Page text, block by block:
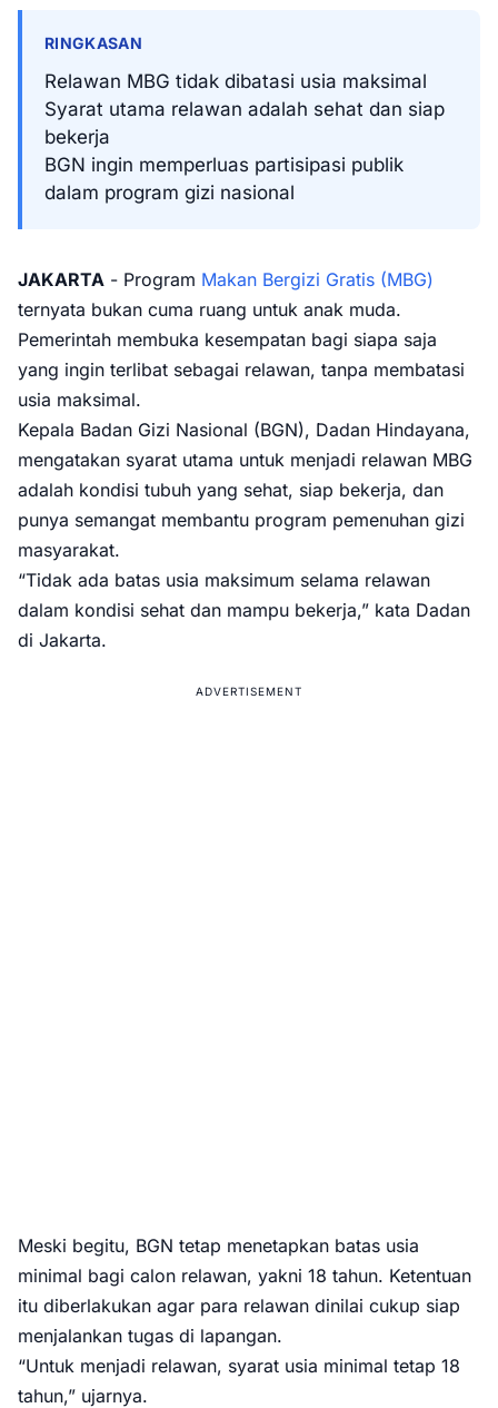
RINGKASAN
Relawan MBG tidak dibatasi usia maksimal
Syarat utama relawan adalah sehat dan siap
bekerja
BGN ingin memperluas partisipasi publik
dalam program gizi nasional
JAKARTA - Program Makan Bergizi Gratis (MBG)
ternyata bukan cuma ruang untuk anak muda.
Pemerintah membuka kesempatan bagi siapa saja
yang ingin terlibat sebagai relawan, tanpa membatasi
usia maksimal.
Kepala Badan Gizi Nasional (BGN), Dadan Hindayana,
mengatakan syarat utama untuk menjadi relawan MBG
adalah kondisi tubuh yang sehat, siap bekerja, dan
punya semangat membantu program pemenuhan gizi
masyarakat.
“Tidak ada batas usia maksimum selama relawan
dalam kondisi sehat dan mampu bekerja,” kata Dadan
di Jakarta.
ADVERTISEMENT
Meski begitu, BGN tetap menetapkan batas usia
minimal bagi calon relawan, yakni 18 tahun. Ketentuan
itu diberlakukan agar para relawan dinilai cukup siap
menjalankan tugas di lapangan.
“Untuk menjadi relawan, syarat usia minimal tetap 18
tahun,” ujarnya.